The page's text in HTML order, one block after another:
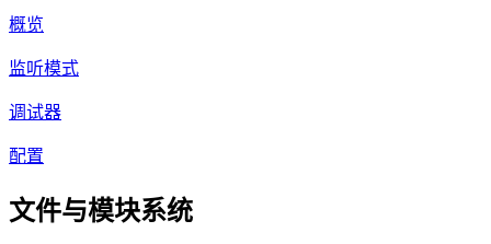
概览
监听模式
调试器
配置
文件与模块系统